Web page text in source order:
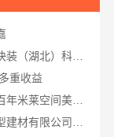
本地快捷住宅装修毛坯房，本地快装（湖北）科技有限公司全程托管省心
重收益
襄阳设计装修轻奢风风格选湖北百年米莱空间美学装饰材料有限公司